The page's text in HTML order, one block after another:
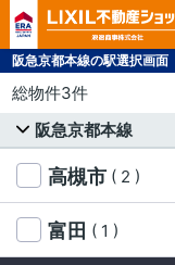
阪急京都本線の駅選択画面
総物件3件
阪急京都本線
高槻市 ( 2 )
富田 ( 1 )